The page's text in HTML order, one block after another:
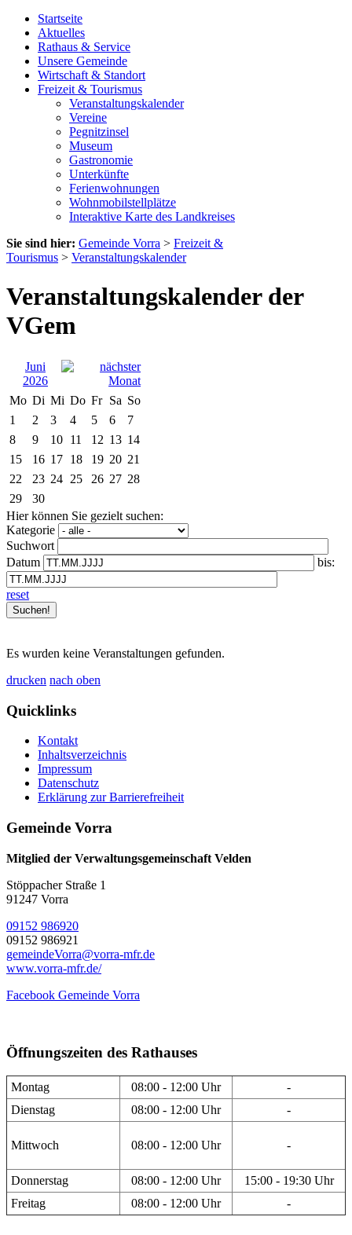
Startseite
Aktuelles
Rathaus & Service
Unsere Gemeinde
Wirtschaft & Standort
Freizeit & Tourismus
Veranstaltungskalender
Vereine
Pegnitzinsel
Museum
Gastronomie
Unterkünfte
Ferienwohnungen
Wohnmobilstellplätze
Interaktive Karte des Landkreises
Sie sind hier: Gemeinde Vorra > Freizeit &
Tourismus > Veranstaltungskalender
Veranstaltungskalender der
VGem
Juni
2026
Mo Di Mi Do Fr Sa So
1
2 3 4 5 6
7
8
9 10 11 12 13 14
15
16 17 18 19 20 21
22
23 24 25 26 27 28
29
30
Hier können Sie gezielt suchen:
Kategorie
Suchwort
Datum
bis:
reset
Es wurden keine Veranstaltungen gefunden.
drucken nach oben
Quicklinks
Kontakt
Inhaltsverzeichnis
Impressum
Datenschutz
Erklärung zur Barrierefreiheit
Gemeinde Vorra
Mitglied der Verwaltungsgemeinschaft Velden
Stöppacher Straße 1
91247 Vorra
09152 986920
09152 986921
gemeindeVorra@vorra-mfr.de
www.vorra-mfr.de/
Facebook Gemeinde Vorra
Öffnungszeiten des Rathauses
Montag 08:00 - 12:00 Uhr
-
Dienstag
08:00 - 12:00 Uhr -
Mittwoch 08:00 - 12:00 Uhr -
Donnerstag 08:00 - 12:00 Uhr
15:00 - 19:30 Uhr
Freitag
08:00 - 12:00 Uhr -